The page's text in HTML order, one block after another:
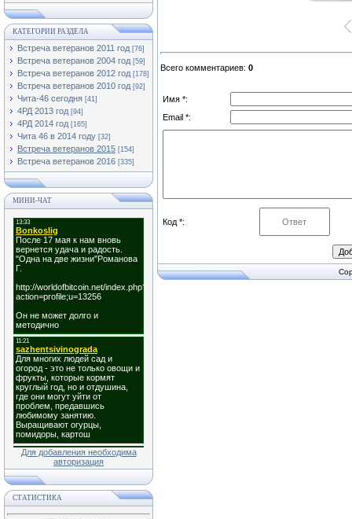
КАТЕГОРИИ РАЗДЕЛА
Встреча ветеранов 2011 год [76]
Встреча ветеранов 2004 год [59]
Встреча ветеранов 2012 год [178]
Встреча ветеранов 2010 год [92]
Чита-46 сегодня [41]
4РД 2013 год [94]
4РД 2014 год [165]
Чита 46 в 2014 году [32]
Встреча ветеранов 2015 [154]
Встреча ветеранов 2016 [335]
МИНИ-ЧАТ
Для добавления необходима
авторизация
СТАТИСТИКА
Всего комментариев: 0
Имя *:
Email *:
Код *: